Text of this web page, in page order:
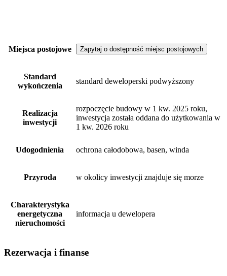
Miejsca postojowe Zapytaj o dostępność miejsc postojowych
Standard
wykończenia
standard deweloperski podwyższony
Realizacja
inwestycji
rozpoczęcie budowy w 1 kw. 2025 roku,
inwestycja została oddana do użytkowania w
1 kw. 2026 roku
Udogodnienia ochrona całodobowa, basen, winda
Przyroda w okolicy inwestycji znajduje się morze
Charakterystyka
energetyczna
nieruchomości
informacja u dewelopera
Rezerwacja i finanse